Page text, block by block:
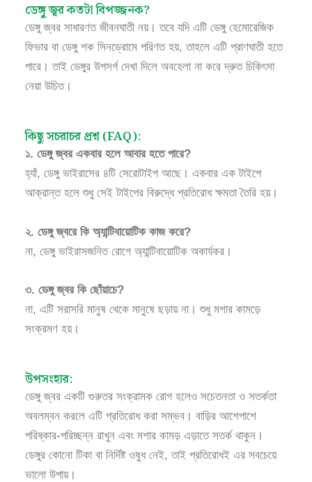
ডেঙ্গু জ্বর কতটা বিপজ্জনক?
ডেঙ্গু জ্বর সাধারণত জীবনঘাতী নয়। তবে যদি এটি ডেঙ্গু হেমোরেজিক
ফিভার বা ডেঙ্গু শক সিনড্রোমে পরিণত হয়, তাহলে এটি প্রাণঘাতী হতে
পারে। তাই ডেঙ্গুর উপসর্গ দেখা দিলে অবহেলা না করে দ্রুত চিকিৎসা
নেয়া উচিত।
কিছু সচরাচর প্রশ্ন (FAQ):
১. ডেঙ্গু জ্বর একবার হলে আবার হতে পারে?
হ্যাঁ, ডেঙ্গু ভাইরাসের ৪টি সেরোটাইপ আছে। একবার এক টাইপে
আক্রান্ত হলে শুধু সেই টাইপের বিরুদ্ধে প্রতিরোধ ক্ষমতা তৈরি হয়।
২. ডেঙ্গু জ্বরে কি অ্যান্টিবায়োটিক কাজ করে?
না, ডেঙ্গু ভাইরাসজনিত রোগে অ্যান্টিবায়োটিক অকার্যকর।
৩. ডেঙ্গু জ্বর কি ছোঁয়াচে?
না, এটি সরাসরি মানুষ থেকে মানুষে ছড়ায় না। শুধু মশার কামড়ে
সংক্রমণ হয়।
উপসংহার:
ডেঙ্গু জ্বর একটি গুরুতর সংক্রামক রোগ হলেও সচেতনতা ও সতর্কতা
অবলম্বন করলে এটি প্রতিরোধ করা সম্ভব। বাড়ির আশেপাশে
পরিষ্কার-পরিচ্ছন্ন রাখুন এবং মশার কামড় এড়াতে সতর্ক থাকুন।
ডেঙ্গুর কোনো টিকা বা নির্দিষ্ট ওষুধ নেই, তাই প্রতিরোধই এর সবচেয়ে
ভালো উপায়।